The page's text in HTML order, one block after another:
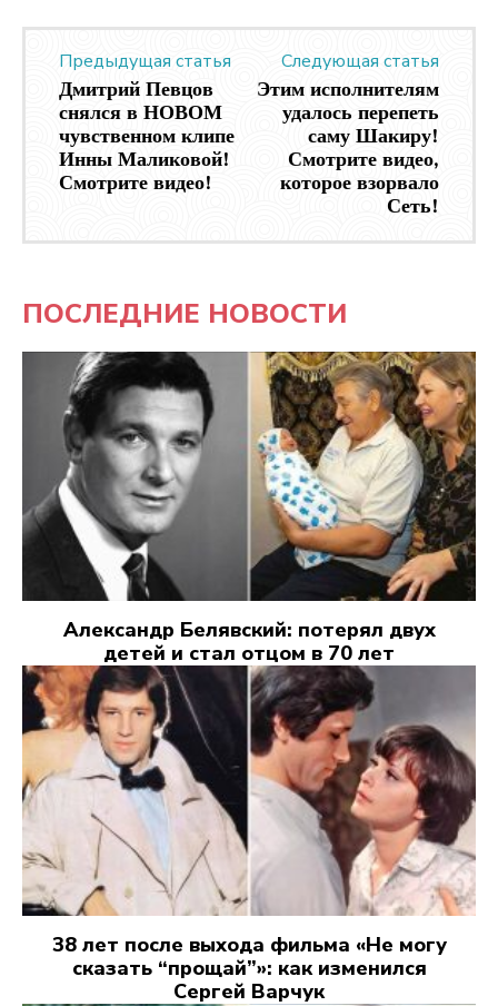
Предыдущая статья
Дмитрий Певцов
снялся в НОВОМ
чувственном клипе
Инны Маликовой!
Смотрите видео!
Следующая статья
Этим исполнителям
удалось перепеть
саму Шакиру!
Смотрите видео,
которое взорвало
Сеть!
ПОСЛЕДНИЕ НОВОСТИ
Александр Белявский: потерял двух
детей и стал отцом в 70 лет
38 лет после выхода фильма «Не могу
сказать “прощай”»: как изменился
Сергей Варчук